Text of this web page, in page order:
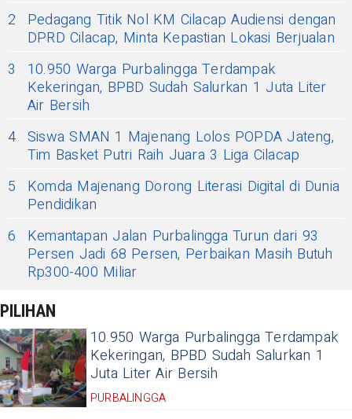
2
Pedagang Titik Nol KM Cilacap Audiensi dengan
DPRD Cilacap, Minta Kepastian Lokasi Berjualan
3
10.950 Warga Purbalingga Terdampak
Kekeringan, BPBD Sudah Salurkan 1 Juta Liter
Air Bersih
4 Siswa SMAN 1 Majenang Lolos POPDA Jateng,
Tim Basket Putri Raih Juara 3 Liga Cilacap
5
Komda Majenang Dorong Literasi Digital di Dunia
Pendidikan
6
Kemantapan Jalan Purbalingga Turun dari 93
Persen Jadi 68 Persen, Perbaikan Masih Butuh
Rp300-400 Miliar
PILIHAN
10.950 Warga Purbalingga Terdampak
Kekeringan, BPBD Sudah Salurkan 1
Juta Liter Air Bersih
PURBALINGGA